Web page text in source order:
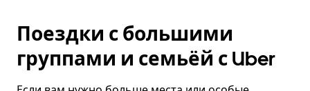
Поездки с большими
группами и семьёй с Uber